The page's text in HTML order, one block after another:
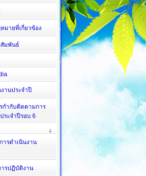
มายที่เกี่ยวข้อง
มพันธ์
านประจำปี
กำกับติดตามการ
ระจำปีรอบ 6
ารดำเนินงาน
รปฏิบัติงาน